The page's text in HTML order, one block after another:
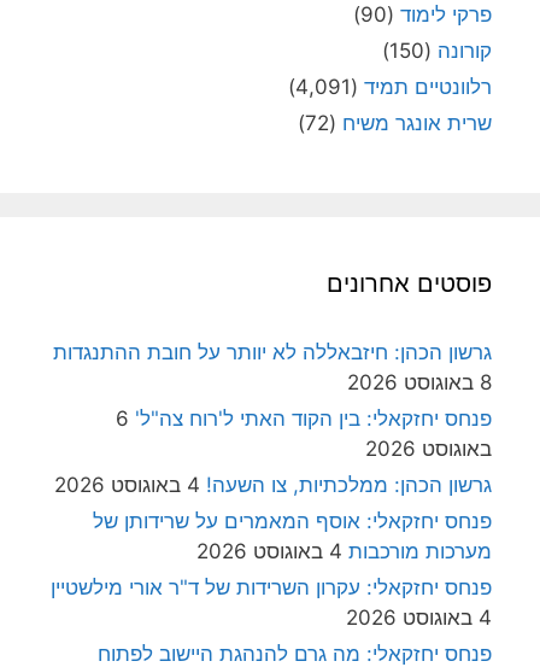
פרקי לימוד (90)
קורונה (150)
רלוונטיים תמיד (4,091)
שרית אונגר משיח (72)
פוסטים אחרונים
גרשון הכהן: חיזבאללה לא יוותר על חובת ההתנגדות
8 באוגוסט 2026
פנחס יחזקאלי: בין הקוד האתי ל'רוח צה"ל' 6
באוגוסט 2026
גרשון הכהן: ממלכתיות, צו השעה! 4 באוגוסט 2026
פנחס יחזקאלי: אוסף המאמרים על שרידותן של
מערכות מורכבות 4 באוגוסט 2026
פנחס יחזקאלי: עקרון השרידות של ד"ר אורי מילשטיין
4 באוגוסט 2026
פנחס יחזקאלי: מה גרם להנהגת היישוב לפתוח